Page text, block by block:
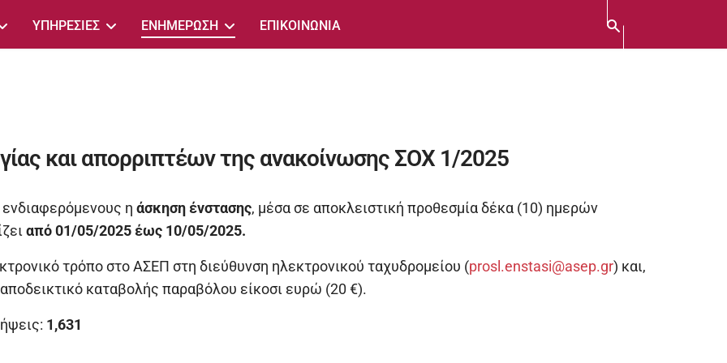
ΥΠΗΡΕΣΙΕΣ ΕΝΗΜΕΡΩΣΗ ΕΠΙΚΟΙΝΩΝΙΑ
και απορριπτέων της ανακοίνωσης ΣΟΧ 1/2025
η άσκηση ένστασης, μέσα σε αποκλειστική προθεσμία δέκα (10) ημερών
από 01/05/2025 έως 10/05/2025.
τρόπο στο ΑΣΕΠ στη διεύθυνση ηλεκτρονικού ταχυδρομείου (prosl.enstasi@asep.gr) και,
καταβολής παραβόλου είκοσι ευρώ (20 €).
1,631